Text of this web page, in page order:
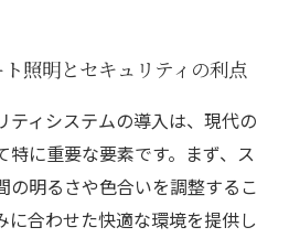
照明とセキュリティの利点
ティシステムの導入は、現代の
特に重要な要素です。まず、ス
の明るさや色合いを調整するこ
に合わせた快適な環境を提供し